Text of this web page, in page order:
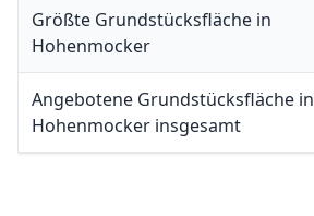
Größte Grundstücksfläche in
Hohenmocker
Angebotene Grundstücksfläche in
Hohenmocker insgesamt